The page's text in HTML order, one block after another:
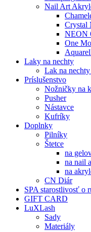
Nail Art
Crystal
NEON
One
Laky na nechty
Lak na
Príslušenstvo
Nožničky na
Pusher
Nástavce
Kufríky
Doplnky
Pilníky
Štetce
na
na nail
na
CN Diár
SPA starostlivosť o
GIFT CARD
LuXLash
Sady
Materiály